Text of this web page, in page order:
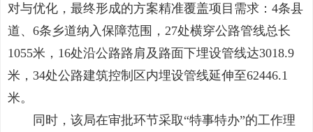
对与优化，最终形成的方案精准覆盖项目需求：4条县
道、6条乡道纳入保障范围，27处横穿公路管线总长
1055米，16处沿公路路肩及路面下埋设管线达3018.9
米，34处公路建筑控制区内埋设管线延伸至62446.1
米。
同时，该局在审批环节采取“特事特办”的工作理